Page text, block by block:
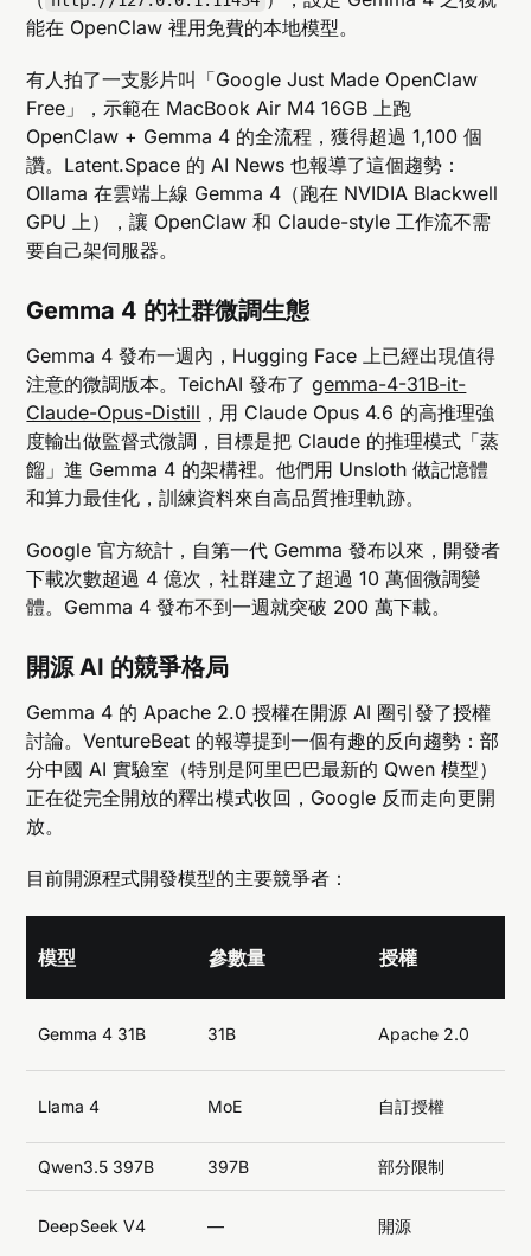
能在 OpenClaw 裡用免費的本地模型。
有人拍了一支影片叫「Google Just Made OpenClaw
Free」，示範在 MacBook Air M4 16GB 上跑
OpenClaw + Gemma 4 的全流程，獲得超過 1,100 個
讚。Latent.Space 的 AI News 也報導了這個趨勢：
Ollama 在雲端上線 Gemma 4（跑在 NVIDIA Blackwell
GPU 上），讓 OpenClaw 和 Claude-style 工作流不需
要自己架伺服器。
Gemma 4 的社群微調生態
Gemma 4 發布一週內，Hugging Face 上已經出現值得
注意的微調版本。TeichAI 發布了gemma-4-31B-it-
Claude-Opus-Distill ，用 Claude Opus 4.6 的高推理強
度輸出做監督式微調，目標是把 Claude 的推理模式「蒸
餾」進 Gemma 4 的架構裡。他們用 Unsloth 做記憶體
和算力最佳化，訓練資料來自高品質推理軌跡。
Google 官方統計，自第一代 Gemma 發布以來，開發者
下載次數超過 4 億次，社群建立了超過 10 萬個微調變
體。Gemma 4 發布不到一週就突破 200 萬下載。
開源 AI 的競爭格局
Gemma 4 的 Apache 2.0 授權在開源 AI 圈引發了授權
討論。VentureBeat 的報導提到一個有趣的反向趨勢：部
分中國 AI 實驗室（特別是阿里巴巴最新的 Qwen 模型）
正在從完全開放的釋出模式收回，Google 反而走向更開
放。
目前開源程式開發模型的主要競爭者：
模型 參數量 授權
Gemma 4 31B 31B Apache 2.0
Llama 4 MoE 自訂授權
Qwen3.5 397B 397B 部分限制
DeepSeek V4 — 開源